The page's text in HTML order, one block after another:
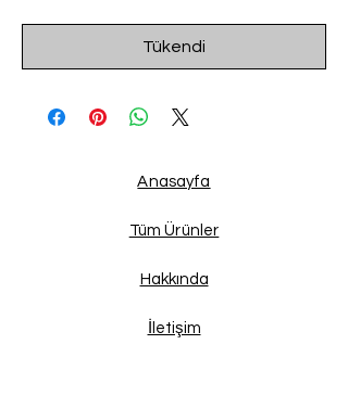
Tükendi
Anasayfa
Tüm Ürünler
Hakkında
İletişim